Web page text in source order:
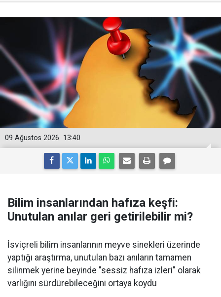
13:40
09 Ağustos 2026
Bilim insanlarından hafıza keşfi:
Unutulan anılar geri getirilebilir mi?
İsviçreli bilim insanlarının meyve sinekleri üzerinde
yaptığı araştırma, unutulan bazı anıların tamamen
silinmek yerine beyinde "sessiz hafıza izleri" olarak
varlığını sürdürebileceğini ortaya koydu